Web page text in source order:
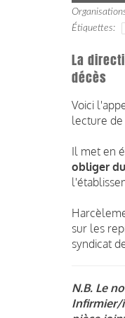
Étiquettes
La
décès
Voici
lecture de
Il met en
obliger
sur les
syndicat
N.B. Le
Infirmier/